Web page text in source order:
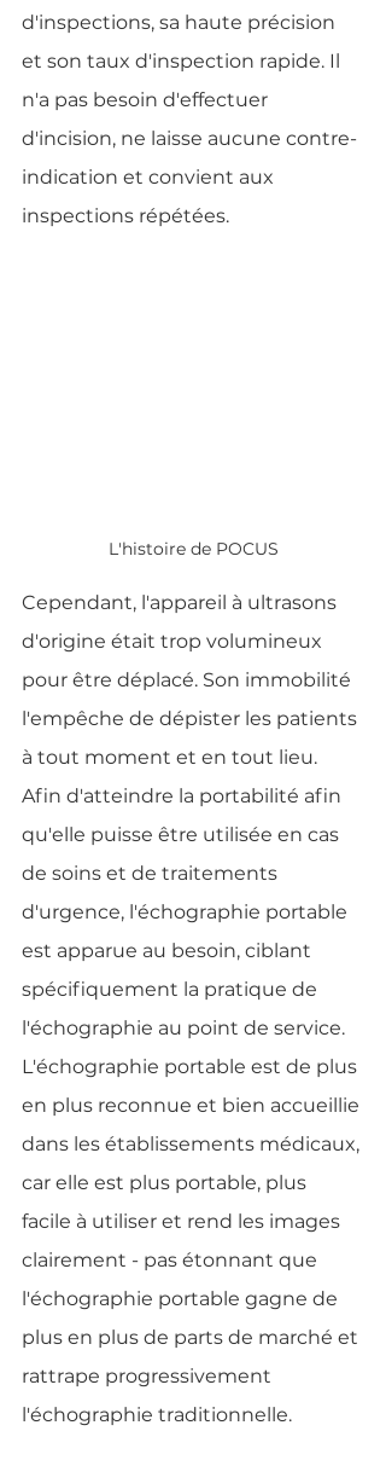
d'inspections, sa haute précision
et son taux d'inspection rapide. Il
n'a pas besoin d'effectuer
d'incision, ne laisse aucune contre-
indication et convient aux
inspections répétées.
L'histoire de POCUS
Cependant, l'appareil à ultrasons
d'origine était trop volumineux
pour être déplacé. Son immobilité
l'empêche de dépister les patients
à tout moment et en tout lieu.
Afin d'atteindre la portabilité afin
qu'elle puisse être utilisée en cas
de soins et de traitements
d'urgence, l'échographie portable
est apparue au besoin, ciblant
spécifiquement la pratique de
l'échographie au point de service.
L'échographie portable est de plus
en plus reconnue et bien accueillie
dans les établissements médicaux,
car elle est plus portable, plus
facile à utiliser et rend les images
clairement - pas étonnant que
l'échographie portable gagne de
plus en plus de parts de marché et
rattrape progressivement
l'échographie traditionnelle.